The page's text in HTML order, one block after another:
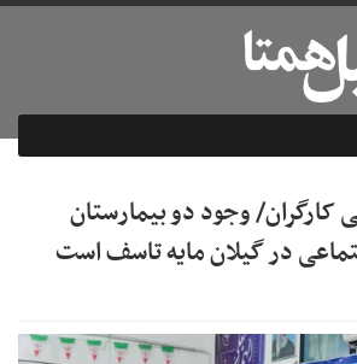
کارگران/ وجود دو بیمارستان
در گیلان مایه تاسف است